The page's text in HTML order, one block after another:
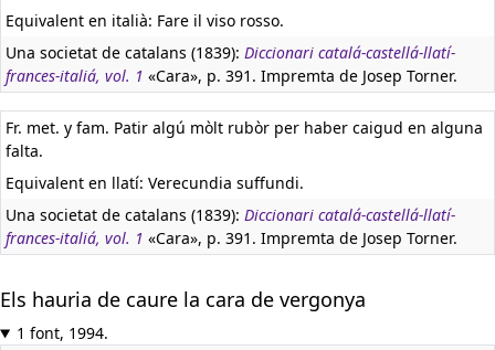
Equivalent en italià: Fare il viso rosso.
Una societat de catalans (1839): Diccionari catalá-castellá-llatí-
frances-italiá, vol. 1 «Cara», p. 391. Impremta de Josep Torner.
Fr. met. y fam. Patir algú mòlt rubòr per haber caigud en alguna
falta.
Equivalent en llatí: Verecundia suffundi.
Una societat de catalans (1839): Diccionari catalá-castellá-llatí-
frances-italiá, vol. 1 «Cara», p. 391. Impremta de Josep Torner.
Els hauria de caure la cara de vergonya
1 font, 1994.